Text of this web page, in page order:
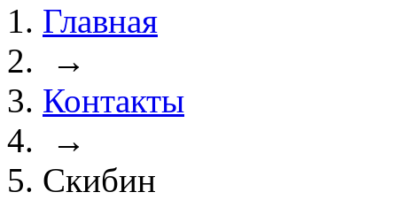
Главная
→
Контакты
→
Скибин